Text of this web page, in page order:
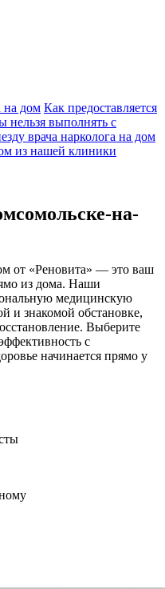
на дом Как предоставляется
нельзя выполнять с
врача нарколога на дом
из нашей клиники
на-
от «Реновита» — это ваш
из дома. Наши
медицинскую
и знакомой обстановке,
Выберите
с
начинается прямо у